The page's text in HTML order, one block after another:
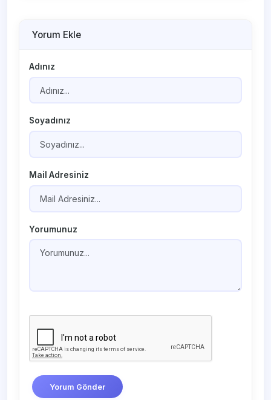
Yorum Ekle
Adınız
Soyadınız
Mail Adresiniz
Yorumunuz
Yorum Gönder